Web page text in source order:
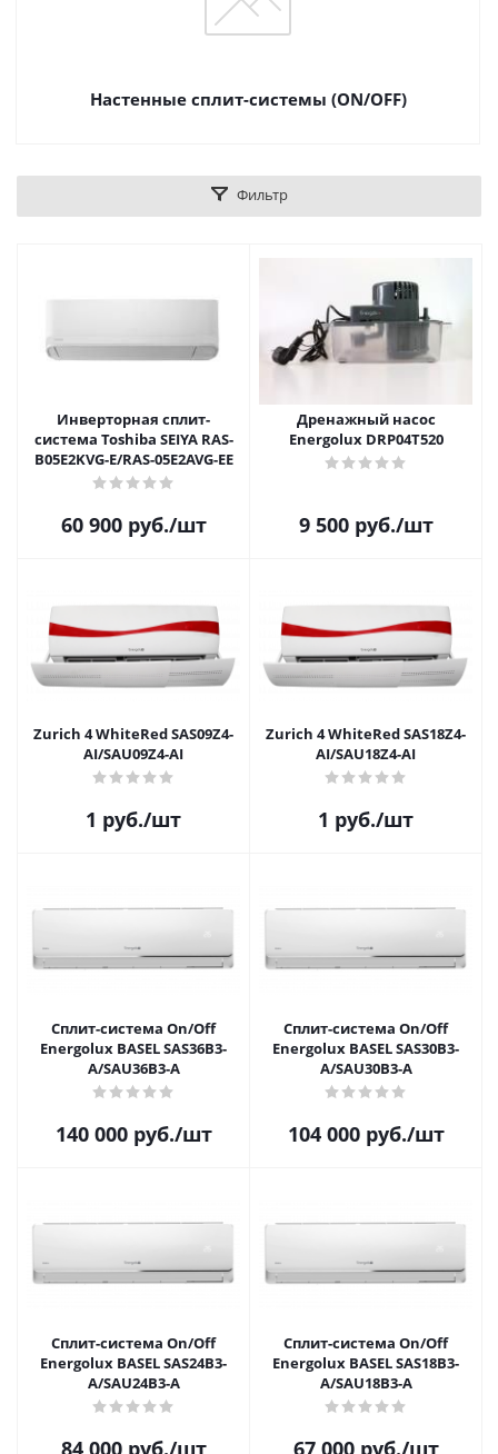
Настенные сплит-системы (ON/OFF)
Фильтр
Инверторная сплит-
система Toshiba SEIYA RAS-
B05E2KVG-E/RAS-05E2AVG-EE
60 900руб./шт
Дренажный насос
Energolux DRP04Т520
9 500руб./шт
Zurich 4 WhiteRed SAS09Z4-
AI/SAU09Z4-AI
1 руб./шт
Zurich 4 WhiteRed SAS18Z4-
AI/SAU18Z4-AI
1 руб./шт
Сплит-система On/Off
Energolux BASEL SAS36B3-
A/SAU36B3-A
140 000руб./шт
Сплит-система On/Off
Energolux BASEL SAS30B3-
A/SAU30B3-A
104 000руб./шт
Сплит-система On/Off
Energolux BASEL SAS24B3-
A/SAU24B3-A
84 000руб./шт
Сплит-система On/Off
Energolux BASEL SAS18B3-
A/SAU18B3-A
67 000руб./шт